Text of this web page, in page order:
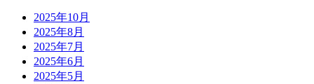
2025年10月
2025年8月
2025年7月
2025年6月
2025年5月